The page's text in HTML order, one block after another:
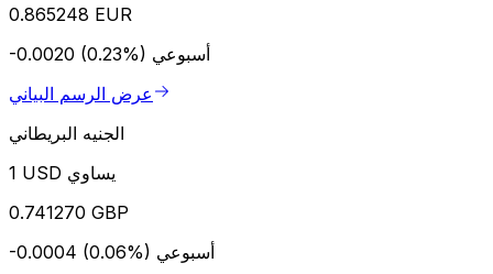
0.865248 EUR
-0.0020 (0.23%) أسبوعي
عرض الرسم البياني
الجنيه البريطاني
1 USD يساوي
0.741270 GBP
-0.0004 (0.06%) أسبوعي